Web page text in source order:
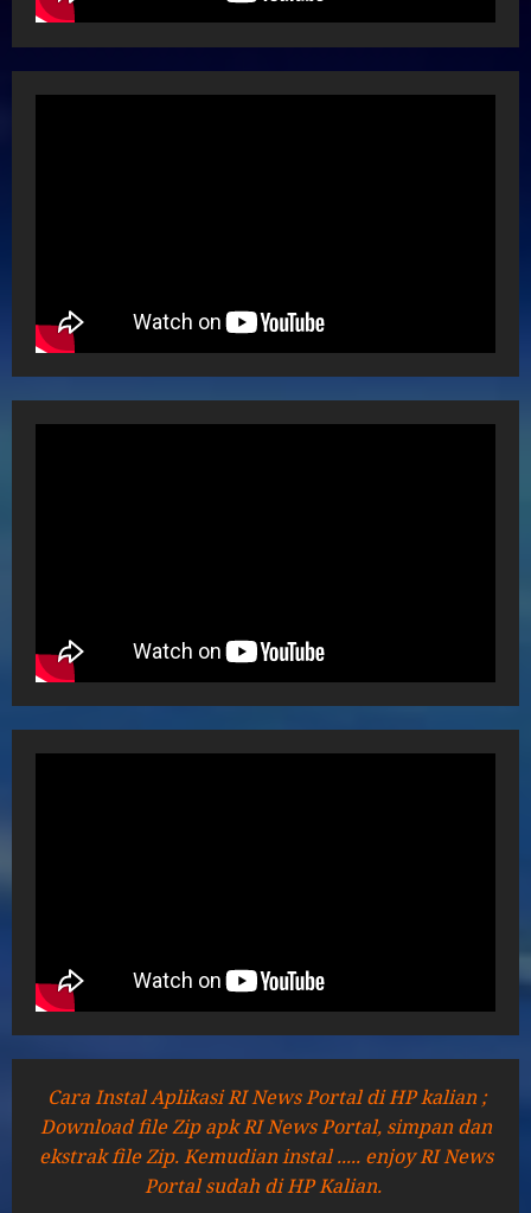
Cara Instal Aplikasi RI News Portal di HP kalian ;
Download file Zip apk RI News Portal, simpan dan
ekstrak file Zip. Kemudian instal ..... enjoy RI News
Portal sudah di HP Kalian.